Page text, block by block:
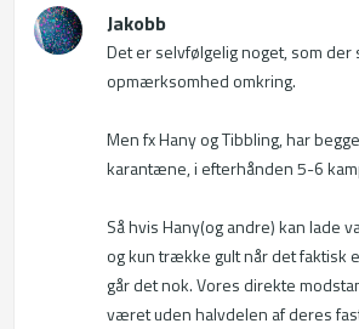
Jakobb
Det er selvfølgelig noget, som
opmærksomhed omkring.
Men fx Hany og Tibbling, har
karantæne, i efterhånden 5-6
Så hvis Hany(og andre) kan lade
og kun trække gult når det faktisk
går det nok. Vores direkte
været uden halvdelen af deres